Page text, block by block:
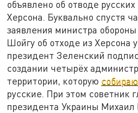
объявлено об отводе русских
Херсона. Буквально спустя
заявления министра
Шойгу об отходе из Херсона
президент Зеленский
создании четырёх
территории, которую
русские. При этом советник
президента Украины Михаил